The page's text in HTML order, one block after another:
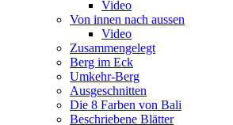
Video
Von innen nach aussen
Video
Zusammengelegt
Berg im Eck
Umkehr-Berg
Ausgeschnitten
Die 8 Farben von Bali
Beschriebene Blätter